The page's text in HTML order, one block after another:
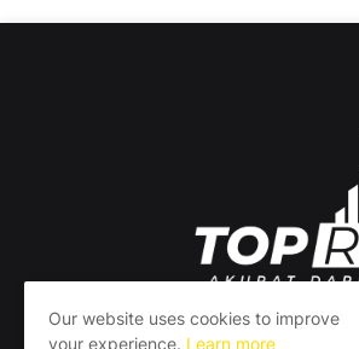
Our website uses cookies to improve
your experience. Learn more